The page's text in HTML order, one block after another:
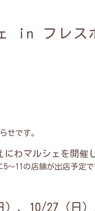
in フレス
せです。
わマルシェを開催
～11の店舗が出店予定で
，10/27（日）